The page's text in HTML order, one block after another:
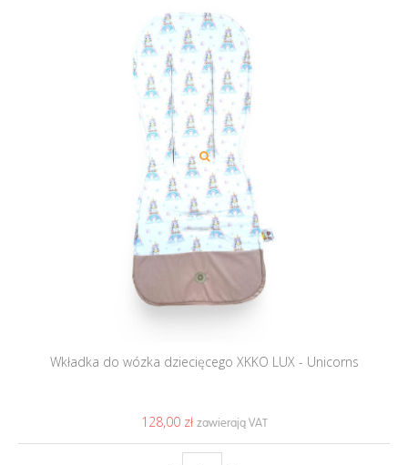
Wkładka do wózka dziecięcego XKKO LUX - Unicorns
128,00 ‎zł